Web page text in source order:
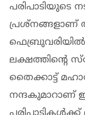
പരിപാടിയുടെ
ഫെബ്രുവരിയില്‍
ലക്ഷത്തിന്റെ
തെെക്കാട്ട്
നന്ദകുമാറാണ്